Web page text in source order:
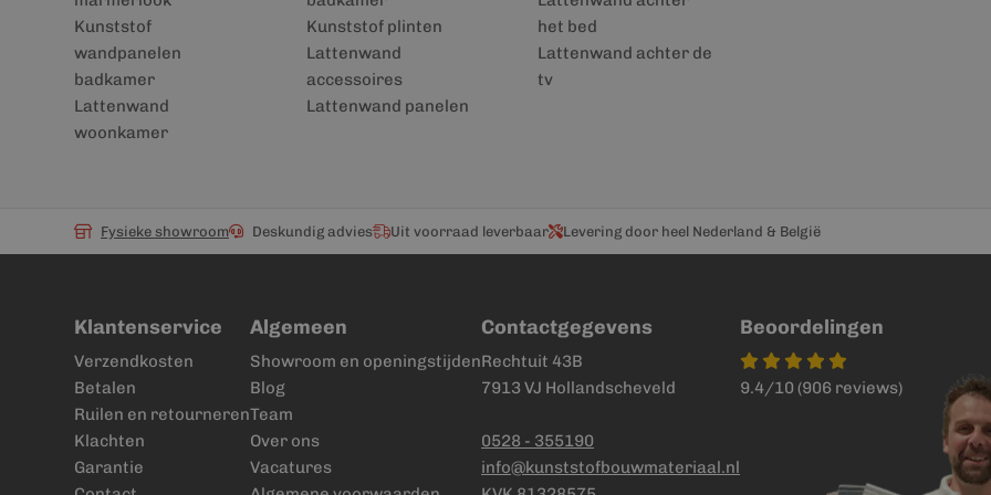
Kunststof
wandpanelen
badkamer
Lattenwand
woonkamer
Kunststof plinten
Lattenwand
accessoires
Lattenwand panelen
het bed
Lattenwand achter de
tv
Fysieke showroom Deskundig advies Uit voorraad leverbaar Levering door heel Nederland & België
Klantenservice
Verzendkosten
Betalen
Ruilen en retourneren
Klachten
Garantie
Algemeen
Showroom en openingstijden
Blog
Team
Over ons
Vacatures
Contactgegevens
Rechtuit 43B
7913 VJ Hollandscheveld
0528 - 355190
info@kunststofbouwmateriaal.nl
Beoordelingen
9.4/10 (906 reviews)